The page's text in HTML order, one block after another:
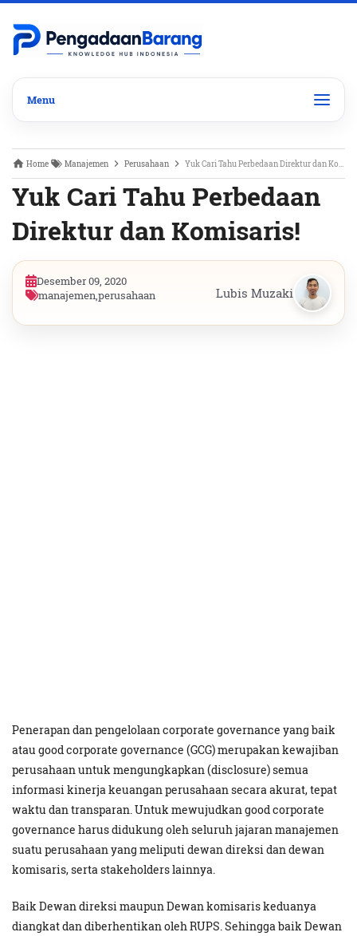
Home Manajemen Perusahaan Yuk Cari Tahu Perbedaan Direktur dan Komisaris!
Yuk Cari Tahu Perbedaan
Direktur dan Komisaris!
Desember 09, 2020
manajemen,perusahaan Lubis Muzaki
Penerapan dan pengelolaan corporate governance yang baik
atau good corporate governance (GCG) merupakan kewajiban
perusahaan untuk mengungkapkan (disclosure) semua
informasi kinerja keuangan perusahaan secara akurat, tepat
waktu dan transparan. Untuk mewujudkan good corporate
governance harus didukung oleh seluruh jajaran manajemen
suatu perusahaan yang meliputi dewan direksi dan dewan
komisaris, serta stakeholders lainnya.
Baik Dewan direksi maupun Dewan komisaris keduanya
diangkat dan diberhentikan oleh RUPS. Sehingga baik Dewan